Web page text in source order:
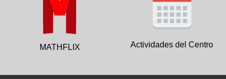
MATHFLIX Actividades del Centro